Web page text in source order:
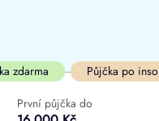
První půjčka zdarma
zdarma Půjčka po
První půjčka do